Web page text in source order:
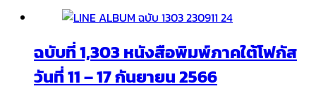
ฉบับที่ 1,303 หนังสือพิมพ์ภาคใต้โฟกัส
วันที่ 11 – 17 กันยายน 2566